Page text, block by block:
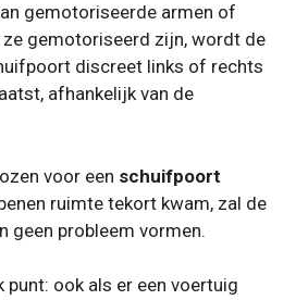
gemotoriseerde armen of
ze gemotoriseerd zijn, wordt de
discreet links of rechts
afhankelijk van de
voor een schuifpoort
ruimte tekort kwam, zal de
geen probleem vormen.
punt: ook als er een voertuig